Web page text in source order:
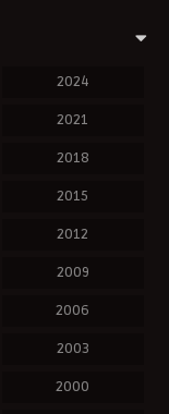
2024
2021
2018
2015
2012
2009
2006
2003
2000